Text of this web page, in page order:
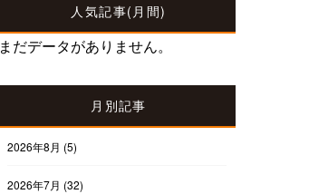
人気記事(月間)
まだデータがありません。
月別記事
2026年8月 (5)
2026年7月 (32)